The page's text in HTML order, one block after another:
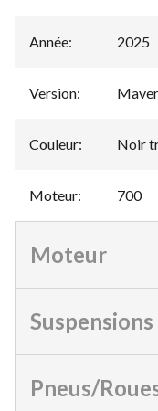
Année: 2025
Version:
Couleur: Noir
Moteur: 700
Moteur
Suspensions
Pneus/